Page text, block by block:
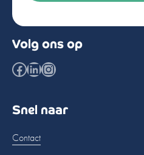
Volg ons op
Facebook
LinkedIn
Instagram
Snel naar
Contact